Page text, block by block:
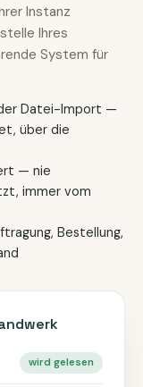
Instanz
Ihres
System für
Datei-Import —
über die
— nie
immer vom
Bestellung,
wird gelesen